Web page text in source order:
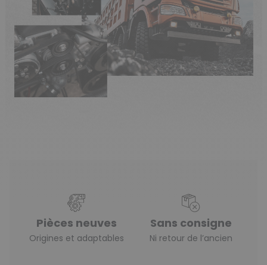
Pièces neuves
Origines et adaptables
Sans consigne
Ni retour de l’ancien